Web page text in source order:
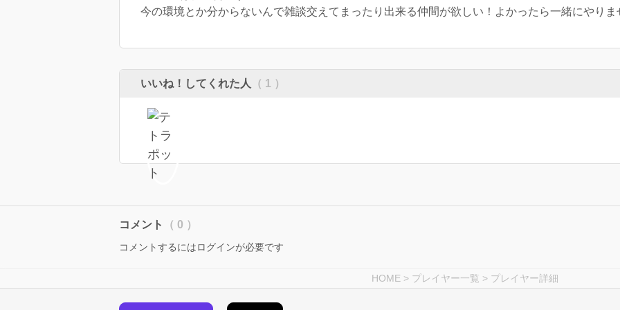
今の環境とか分からないんで雑談交えてまったり出来る仲間が欲しい！よかったら一緒にやりま
いいね！してくれた人 （ 1 ）
コメント （ 0 ）
コメントするにはログインが必要です
HOME > プレイヤー一覧 > プレイヤー詳細